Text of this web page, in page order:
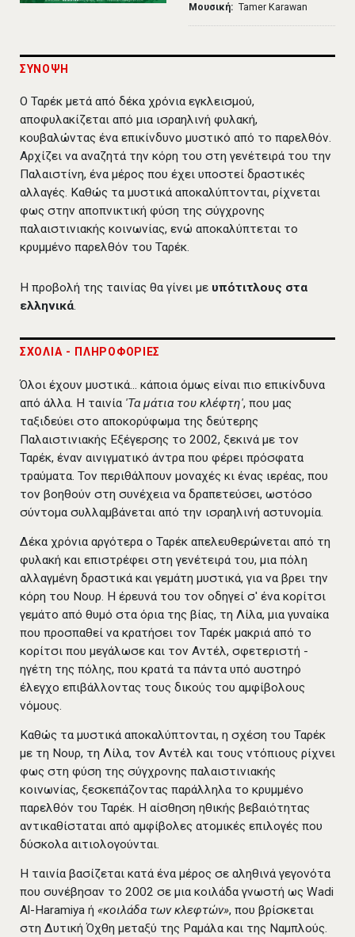
ΣΥΝΟΨΗ
Ο Ταρέκ μετά από δέκα χρόνια εγκλεισμού,
αποφυλακίζεται από μια ισραηλινή φυλακή,
κουβαλώντας ένα επικίνδυνο μυστικό από το παρελθόν.
Αρχίζει να αναζητά την κόρη του στη γενέτειρά του την
Παλαιστίνη, ένα μέρος που έχει υποστεί δραστικές
αλλαγές. Καθώς τα μυστικά αποκαλύπτονται, ρίχνεται
φως στην αποπνικτική φύση της σύγχρονης
παλαιστινιακής κοινωνίας, ενώ αποκαλύπτεται το
κρυμμένο παρελθόν του Ταρέκ.
Μουσική
Tamer Karawan
Η προβολή της ταινίας θα γίνει με υπότιτλους στα
ελληνικά.
ΣΧΟΛΙΑ - ΠΛΗΡΟΦΟΡΙΕΣ
Όλοι έχουν μυστικά... κάποια όμως είναι πιο επικίνδυνα
από άλλα. Η ταινία 'Τα μάτια του κλέφτη', που μας
ταξιδεύει στο αποκορύφωμα της δεύτερης
Παλαιστινιακής Εξέγερσης το 2002, ξεκινά με τον
Ταρέκ, έναν αινιγματικό άντρα που φέρει πρόσφατα
τραύματα. Τον περιθάλπουν μοναχές κι ένας ιερέας, που
τον βοηθούν στη συνέχεια να δραπετεύσει, ωστόσο
σύντομα συλλαμβάνεται από την ισραηλινή αστυνομία.
Δέκα χρόνια αργότερα ο Ταρέκ απελευθερώνεται από τη
φυλακή και επιστρέφει στη γενέτειρά του, μια πόλη
αλλαγμένη δραστικά και γεμάτη μυστικά, για να βρει την
κόρη του Νουρ. Η έρευνά του τον οδηγεί σ' ένα κορίτσι
γεμάτο από θυμό στα όρια της βίας, τη Λίλα, μια γυναίκα
που προσπαθεί να κρατήσει τον Ταρέκ μακριά από το
κορίτσι που μεγάλωσε και τον Αντέλ, σφετεριστή -
ηγέτη της πόλης, που κρατά τα πάντα υπό αυστηρό
έλεγχο επιβάλλοντας τους δικούς του αμφίβολους
νόμους.
Καθώς τα μυστικά αποκαλύπτονται, η σχέση του Ταρέκ
με τη Νουρ, τη Λίλα, τον Αντέλ και τους ντόπιους ρίχνει
φως στη φύση της σύγχρονης παλαιστινιακής
κοινωνίας, ξεσκεπάζοντας παράλληλα το κρυμμένο
παρελθόν του Ταρέκ. Η αίσθηση ηθικής βεβαιότητας
αντικαθίσταται από αμφίβολες ατομικές επιλογές που
δύσκολα αιτιολογούνται.
Η ταινία βασίζεται κατά ένα μέρος σε αληθινά γεγονότα
που συνέβησαν το 2002 σε μια κοιλάδα γνωστή ως Wadi
Al-Haramiya ή «κοιλάδα των κλεφτών», που βρίσκεται
στη Δυτική Όχθη μεταξύ της Ραμάλα και της Ναμπλούς.